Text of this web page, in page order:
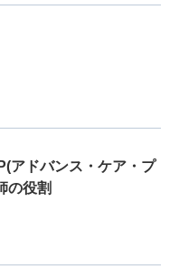
アドバンス・ケア・プ
の役割